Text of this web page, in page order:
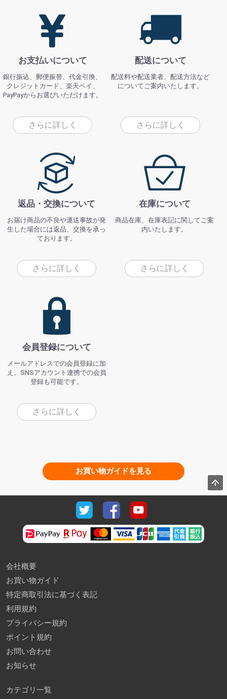
お支払いについて
銀行振込、郵便振替、代金引換、
クレジットカード、楽天ペイ、
PayPayからお選びいただけます。
さらに詳しく
配送について
配送料や配送業者、配送方法など
についてご案内いたします。
さらに詳しく
返品・交換について
お届け商品の不良や運送事故が発
生した場合には返品、交換を承っ
ております。
さらに詳しく
在庫について
商品在庫、在庫表記に関してご案
内いたします。
さらに詳しく
会員登録について
メールアドレスでの会員登録に加
え、SNSアカウント連携での会員
登録も可能です。
さらに詳しく
お買い物ガイドを見る
会社概要
お買い物ガイド
特定商取引法に基づく表記
利用規約
プライバシー規約
ポイント規約
お問い合わせ
お知らせ
カテゴリ一覧